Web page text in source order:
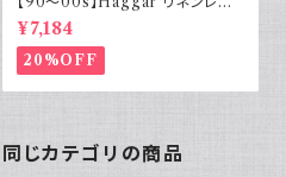
ヨン 開襟シャツ ブラック ツートン
¥7,184
20%OFF
同じカテゴリの商品